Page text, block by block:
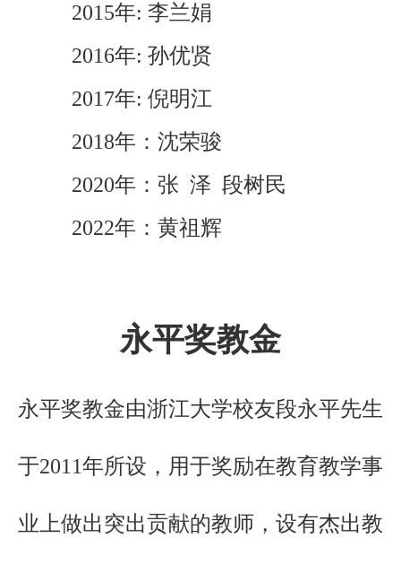
2015年: 李兰娟
2016年: 孙优贤
2017年: 倪明江
2018年：沈荣骏
2020年：张 泽 段树民
2022年：黄祖辉
永平奖教金
永平奖教金由浙江大学校友段永平先生
于2011年所设，用于奖励在教育教学事
业上做出突出贡献的教师，设有杰出教